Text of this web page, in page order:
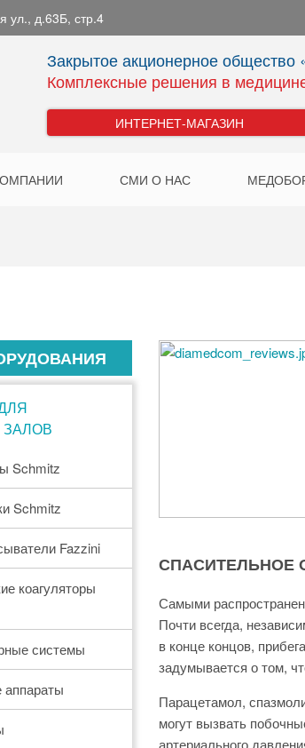
ул., д.63Б, стр.4
Закрытое акционерное общество
Комплексные решения в
ИНТЕРНЕТ-МАГАЗИН
СМИ О НАС
Schmitz
Schmitz
Fazzini
коагуляторы
системы
аппараты
СПАСИТЕЛЬНОЕ
Самыми
Почти всегда,
в конце концов,
задумывается о том,
Парацетамол,
могут вызвать
артериального